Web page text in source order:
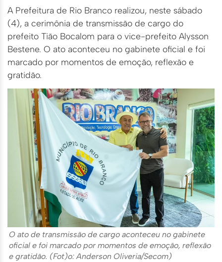
A Prefeitura de Rio Branco realizou, neste sábado
(4), a cerimônia de transmissão de cargo do
prefeito Tião Bocalom para o vice-prefeito Alysson
Bestene. O ato aconteceu no gabinete oficial e foi
marcado por momentos de emoção, reflexão e
gratidão.
O ato de transmissão de cargo aconteceu no gabinete
oficial e foi marcado por momentos de emoção, reflexão
e gratidão. (Fot)o: Anderson Oliveria/Secom)